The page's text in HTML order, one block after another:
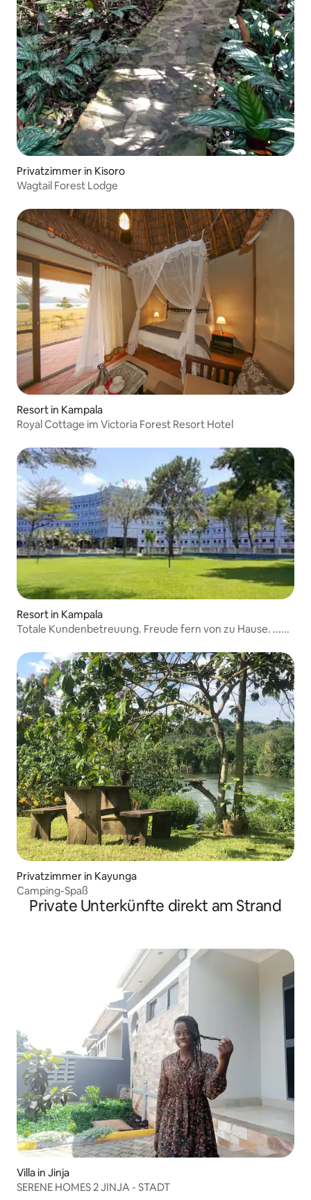
Privatzimmer in Kisoro
Wagtail Forest Lodge
Resort in Kampala
Royal Cottage im Victoria Forest Resort Hotel
Resort in Kampala
Totale Kundenbetreuung. Freude fern von zu Hause. ......
Privatzimmer in Kayunga
Camping-Spaß
Private Unterkünfte direkt am Strand
Villa in Jinja
SERENE HOMES 2 JINJA - STADT